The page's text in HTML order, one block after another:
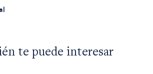
te puede interesar